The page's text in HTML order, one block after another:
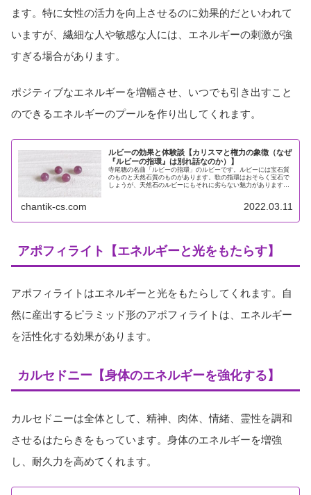
ます。特に女性の活力を向上させるのに効果的だといわれて
いますが、繊細な人や敏感な人には、エネルギーの刺激が強
すぎる場合があります。
ポジティブなエネルギーを増幅させ、いつでも引き出すこと
のできるエネルギーのプールを作り出してくれます。
ルビーの効果と体験談【カリスマと権力の象徴（なぜ
『ルビーの指環』は別れ話なのか）】
寺尾聰の名曲「ルビーの指環」のルビーです。ルビーには宝石質
のものと天然石質のものがあります。歌の指環はおそらく宝石で
しょうが、天然石のルビーにもそれに劣らない魅力があります。
chantik-cs.com 2022.03.11
アポフィライト【エネルギーと光をもたらす】
アポフィライトはエネルギーと光をもたらしてくれます。自
然に産出するピラミッド形のアポフィライトは、エネルギー
を活性化する効果があります。
カルセドニー【身体のエネルギーを強化する】
カルセドニーは全体として、精神、肉体、情緒、霊性を調和
させるはたらきをもっています。身体のエネルギーを増強
し、耐久力を高めてくれます。